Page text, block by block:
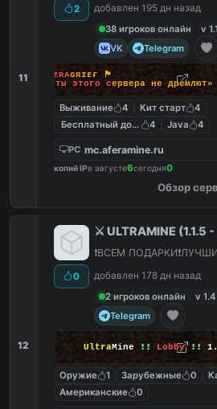
11
2
добавлен 195 дн назад
38 игроков онлайн
v
VK
Telegram
ᴇʀᴀɢʀɪᴇғ
🏴
аты этого сервера не дремлют»
Выживание 4 Кит старт
4
Бесплатный донат4 Java 4
PC mc.aferamine.ru
копий IPв августе6сегодня0
Обзор
12
0
⚔️ ULTRAMINE (1.1.5 -
❗️ВСЕМ
добавлен 178 дн назад
2 игроков онлайн
v 1.4
Telegram
UltraMine !! Lobby !!
Оружие 1 Зарубежные 0
Американские
0